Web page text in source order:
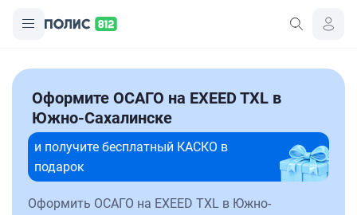
Оформите ОСАГО на EXEED TXL в
Южно-Сахалинске
и получите бесплатный КАСКО в
подарок
Оформить ОСАГО на EXEED TXL в Южно-